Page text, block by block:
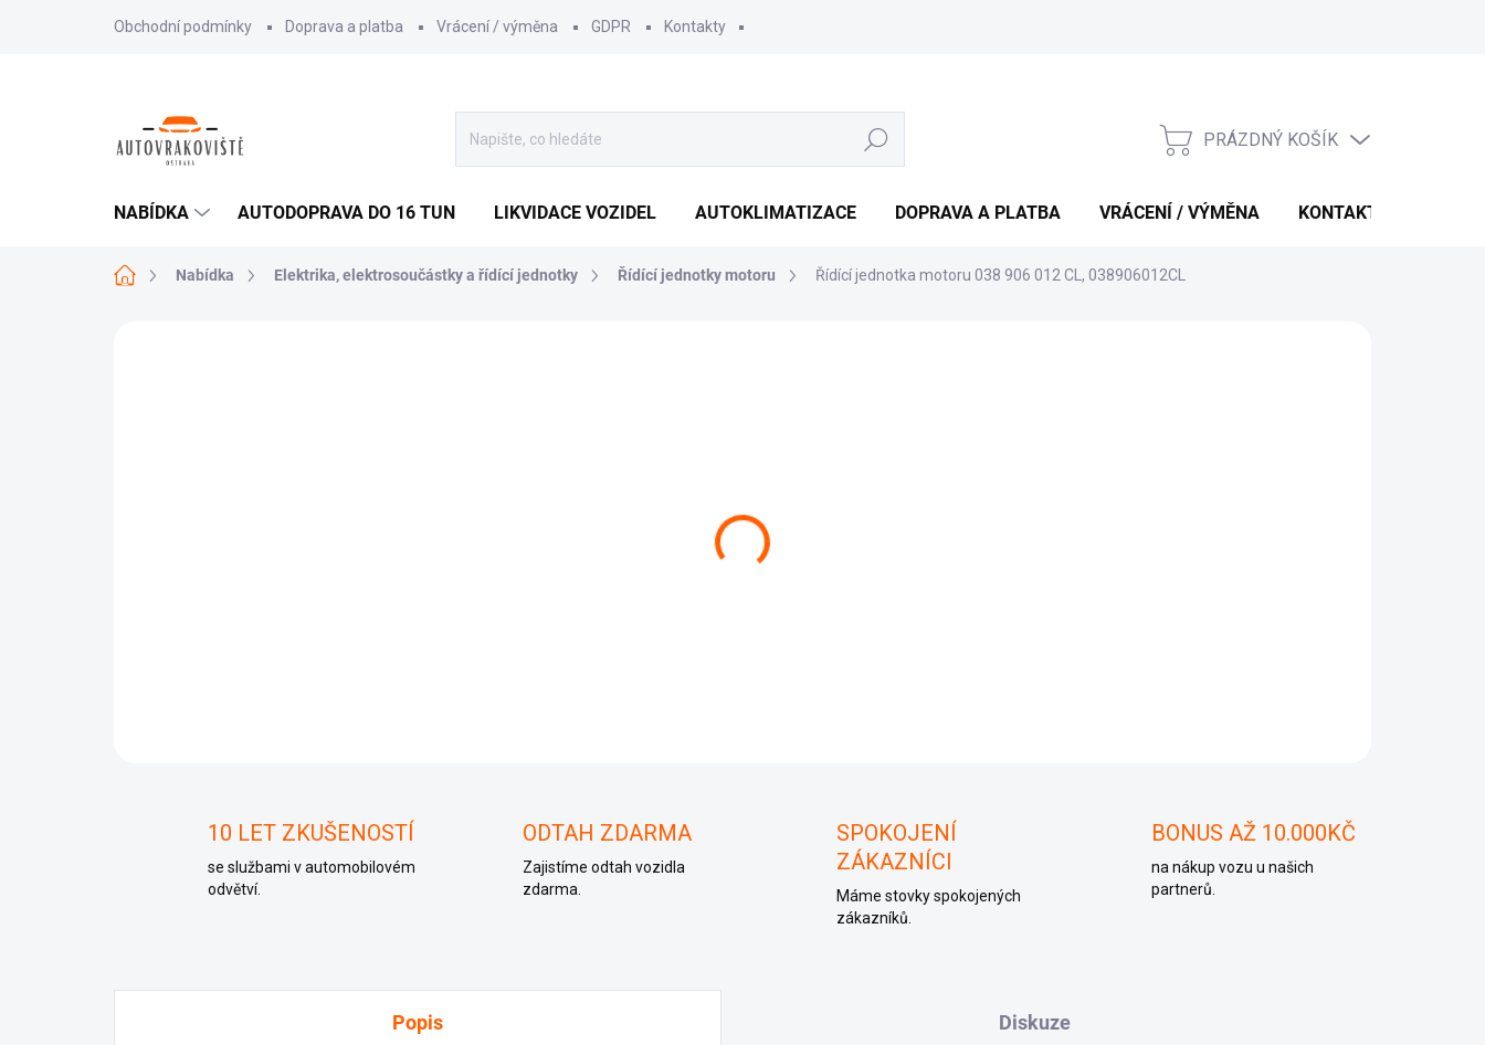
Obchodní podmínky Doprava a platba Vrácení / výměna GDPR Kontakty
Hledat
NÁKUPNÍ
PRÁZDNÝ KOŠÍK
NABÍDKA AUTODOPRAVA DO 16 TUN LIKVIDACE VOZIDEL AUTOKLIMATIZACE DOPRAVA A PLATBA VRÁCENÍ / VÝMĚNA KONTAKTY
Domů Nabídka Elektrika, elektrosoučástky a řídící jednotky Řídící jednotky motoru Řídící jednotka motoru 038 906 012 CL, 038906012CL
10 LET ZKUŠENOSTÍ
se službami v automobilovém
odvětví.
ODTAH ZDARMA
Zajistíme odtah vozidla
zdarma.
SPOKOJENÍ
ZÁKAZNÍCI
Máme stovky spokojených
zákazníků.
BONUS AŽ 10.000KČ
na nákup vozu u našich
partnerů.
Popis Diskuze